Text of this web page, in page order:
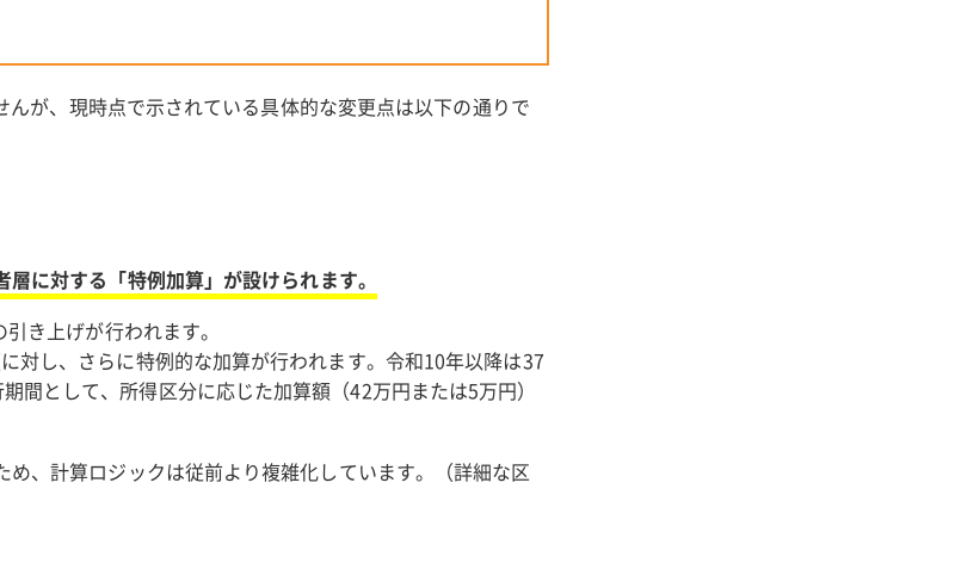
が、現時点で示されている具体的な変更点は以下の通りで
に対する「特例加算」が設けられます。
き上げが行われます。
対し、さらに特例的な加算が行われます。令和10年以降は37
間として、所得区分に応じた加算額（42万円または5万円）
、計算ロジックは従前より複雑化しています。（詳細な区